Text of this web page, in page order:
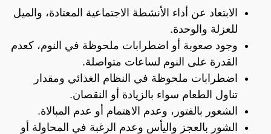
الابتعاد عن أداء الأنشطة الاجتماعية المعتادة، والميل
للعزلة والوحدة.
وجود صعوبة أو اضطرابات ملحوظة في النوم، كعدم
القدرة على النوم لساعات متواصلة.
اضطرابات ملحوظة في النظام الغذائي ومقدار
تناول الطعام سواء بالزيادة أو النقصان.
الشعور بالفتور، وعدم الاهتمام أو عدم المبالاة.
الشور بالعجز واليأس وعدم الرغبة في المحاولة أو